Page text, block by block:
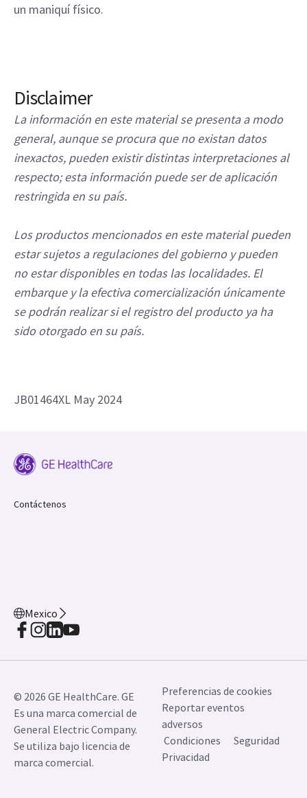
un maniquí físico.
Disclaimer
La información en este material se presenta a modo
general, aunque se procura que no existan datos
inexactos, pueden existir distintas interpretaciones al
respecto; esta información puede ser de aplicación
restringida en su país.
Los productos mencionados en este material pueden
estar sujetos a regulaciones del gobierno y pueden
no estar disponibles en todas las localidades. El
embarque y la efectiva comercialización únicamente
se podrán realizar si el registro del producto ya ha
sido otorgado en su país.
JB01464XL May 2024
Contáctenos
Mexico
© 2026 GE HealthCare. GE
Es una marca comercial de
General Electric Company.
Se utiliza bajo licencia de
marca comercial.
Preferencias de cookies
Reportar eventos
adversos
Condiciones
Seguridad
Privacidad